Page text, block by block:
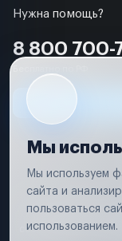
Нужна помощь?
8 800 700-
Вся информация,
соответствии с
Мы
Мы используем
сайта и
пользоваться
использованием.